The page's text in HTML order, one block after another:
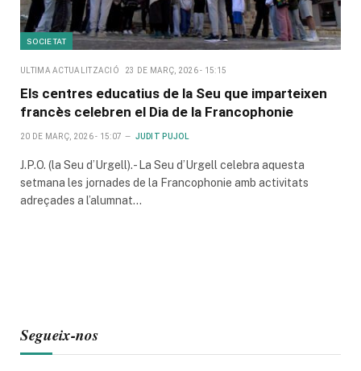
SOCIETAT
ULTIMA ACTUALITZACIÓ 23 DE MARÇ, 2026 - 15:15
Els centres educatius de la Seu que imparteixen
francès celebren el Dia de la Francophonie
20 DE MARÇ, 2026 - 15:07 JUDIT PUJOL
J.P.O. (la Seu d’Urgell).- La Seu d’Urgell celebra aquesta
setmana les jornades de la Francophonie amb activitats
adreçades a l’alumnat…
Segueix-nos